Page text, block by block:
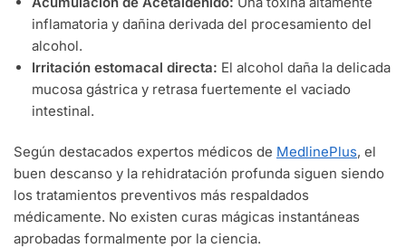
inflamatoria y dañina derivada del procesamiento del
alcohol.
Irritación estomacal directa: El alcohol daña la delicada
mucosa gástrica y retrasa fuertemente el vaciado
intestinal.
Según destacados expertos médicos de MedlinePlus, el
buen descanso y la rehidratación profunda siguen siendo
los tratamientos preventivos más respaldados
médicamente. No existen curas mágicas instantáneas
aprobadas formalmente por la ciencia.